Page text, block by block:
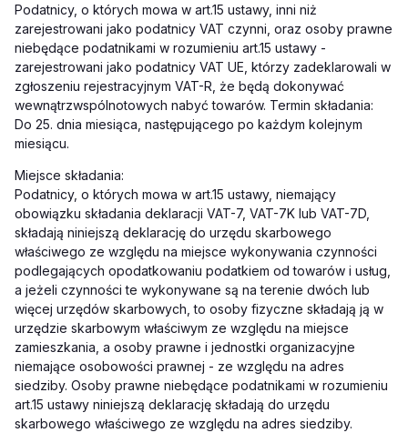
Podatnicy, o których mowa w art.15 ustawy, inni niż
zarejestrowani jako podatnicy VAT czynni, oraz osoby prawne
niebędące podatnikami w rozumieniu art.15 ustawy -
zarejestrowani jako podatnicy VAT UE, którzy zadeklarowali w
zgłoszeniu rejestracyjnym VAT-R, że będą dokonywać
wewnątrzwspólnotowych nabyć towarów. Termin składania:
Do 25. dnia miesiąca, następującego po każdym kolejnym
miesiącu.
Miejsce składania:
Podatnicy, o których mowa w art.15 ustawy, niemający
obowiązku składania deklaracji VAT-7, VAT-7K lub VAT-7D,
składają niniejszą deklarację do urzędu skarbowego
właściwego ze względu na miejsce wykonywania czynności
podlegających opodatkowaniu podatkiem od towarów i usług,
a jeżeli czynności te wykonywane są na terenie dwóch lub
więcej urzędów skarbowych, to osoby fizyczne składają ją w
urzędzie skarbowym właściwym ze względu na miejsce
zamieszkania, a osoby prawne i jednostki organizacyjne
niemające osobowości prawnej - ze względu na adres
siedziby. Osoby prawne niebędące podatnikami w rozumieniu
art.15 ustawy niniejszą deklarację składają do urzędu
skarbowego właściwego ze względu na adres siedziby.